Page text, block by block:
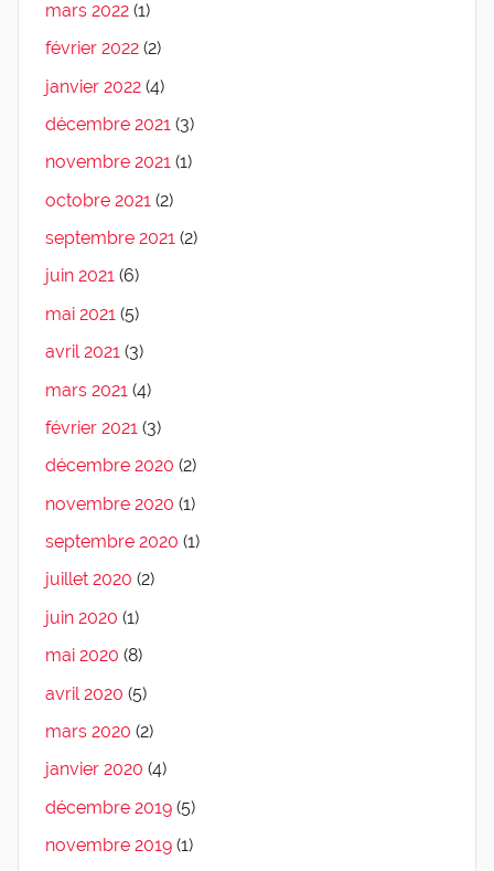
mars 2022 (1)
février 2022 (2)
janvier 2022 (4)
décembre 2021 (3)
novembre 2021 (1)
octobre 2021 (2)
septembre 2021 (2)
juin 2021 (6)
mai 2021 (5)
avril 2021 (3)
mars 2021 (4)
février 2021 (3)
décembre 2020 (2)
novembre 2020 (1)
septembre 2020 (1)
juillet 2020 (2)
juin 2020 (1)
mai 2020 (8)
avril 2020 (5)
mars 2020 (2)
janvier 2020 (4)
décembre 2019 (5)
novembre 2019 (1)